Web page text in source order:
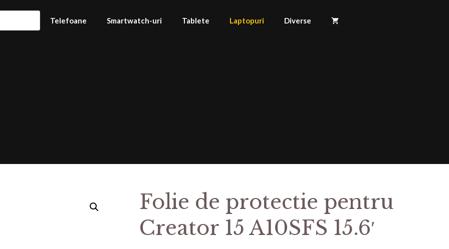
Telefoane Smartwatch-uri Tablete Laptopuri Diverse
Folie de protectie pentru
Creator 15 A10SFS 15.6′